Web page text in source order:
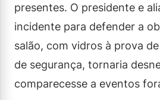
presentes. O presidente e
incidente para defender a
salão, com vidros à prova
de segurança, tornaria
comparecesse a eventos